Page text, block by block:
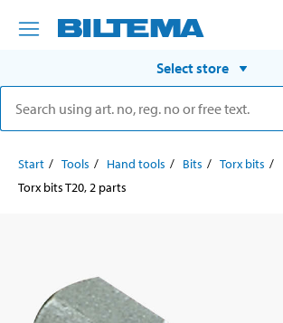
Select store
Start Tools Hand tools Bits
Torx bits
Torx bits T20, 2 parts